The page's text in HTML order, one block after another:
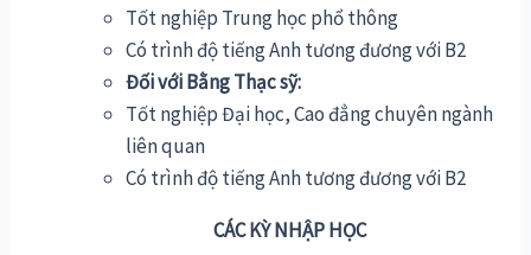
Tốt nghiệp Trung học phổ thông
Có trình độ tiếng Anh tương đương với B2
Đối với Bằng Thạc sỹ:
Tốt nghiệp Đại học, Cao đẳng chuyên ngành
liên quan
Có trình độ tiếng Anh tương đương với B2
CÁC KỲ NHẬP HỌC